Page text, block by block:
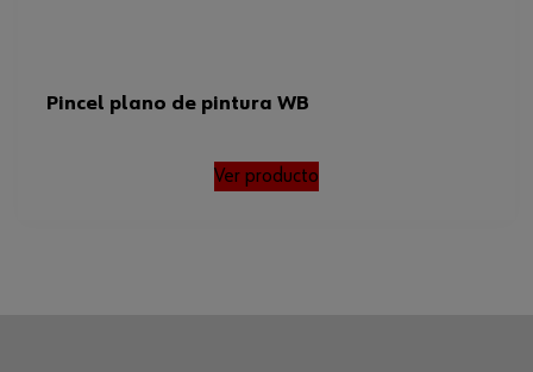
Pincel plano de pintura WB
Ver producto